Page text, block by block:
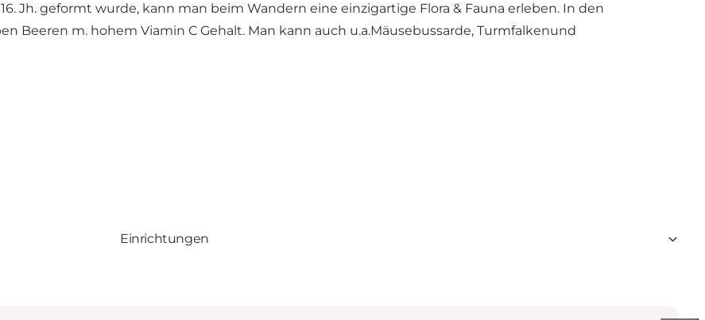
Jh. geformt wurde, kann man beim Wandern eine einzigartige Flora & Fauna erleben. In den
Beeren m. hohem Viamin C Gehalt. Man kann auch u.a.Mäusebussarde, Turmfalkenund
Einrichtungen